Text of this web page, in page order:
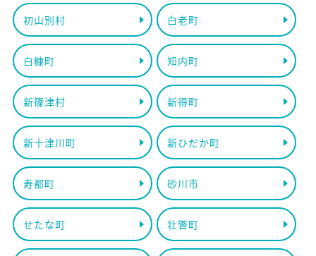
初山別村 白老町
白糠町 知内町
新篠津村 新得町
新十津川町 新ひだか町
寿都町 砂川市
せたな町 壮瞥町